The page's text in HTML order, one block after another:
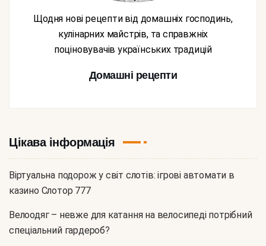
Щодня нові рецепти від домашніх господинь,
кулінарних майстрів, та справжніх
поціновувачів українських традицій
Домашні рецепти
Цікава інформація
Віртуальна подорож у світ слотів: ігрові автомати в
казино Слотор 777
Велоодяг – невже для катання на велосипеді потрібний
спеціальний гардероб?